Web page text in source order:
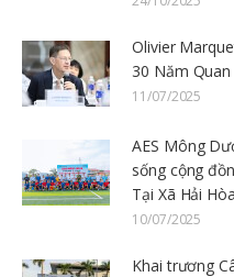
Olivier
30 Năm
11/07/2025
AES Mông
sống cộng
Tại Xã Hải Hòa
10/07/2025
Khai trương